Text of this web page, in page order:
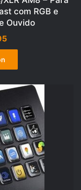
com RGB e
Ouvido
O
preço
é: